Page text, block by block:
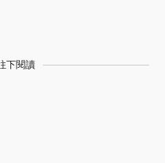
下閱讀